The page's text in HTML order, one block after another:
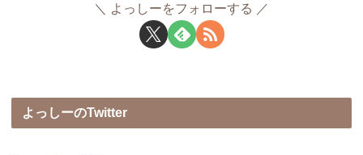
よっしーをフォローする
よっしーのTwitter